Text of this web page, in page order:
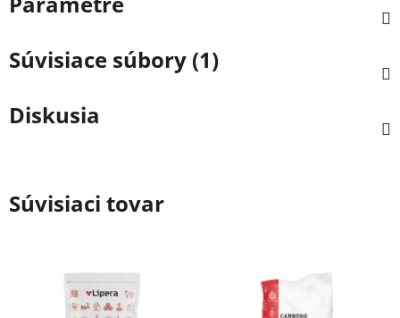
Súvisiace súbory (1)
Diskusia
Súvisiaci tovar